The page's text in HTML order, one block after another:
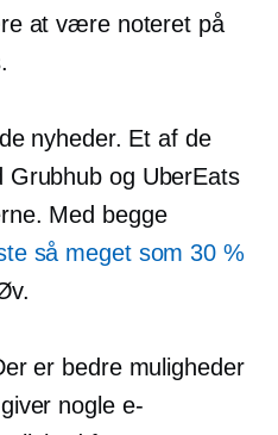
at være noteret på
nyheder. Et af de
og UberEats
Med begge
så meget som 30 %
er bedre muligheder
nogle e-